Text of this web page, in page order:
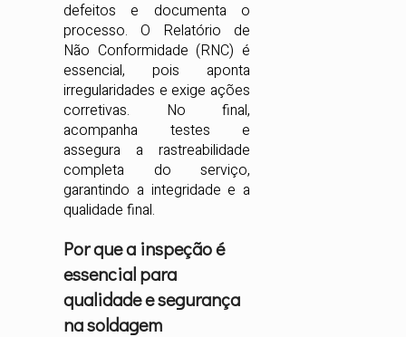
defeitos e documenta o
processo. O Relatório de
Não Conformidade (RNC) é
essencial, pois aponta
irregularidades e exige ações
corretivas. No final,
acompanha testes e
assegura a rastreabilidade
completa do serviço,
garantindo a integridade e a
qualidade final.
Por que a inspeção é
essencial para
qualidade e segurança
na soldagem